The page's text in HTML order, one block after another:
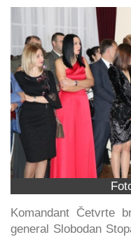
Komandant Četvrte
general Slobodan